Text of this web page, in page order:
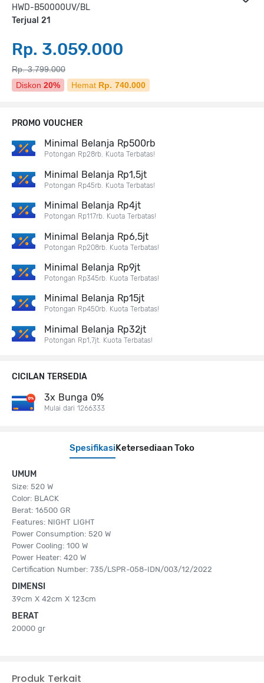
HWD-B50000UV/BL
Terjual 21
Rp. 3.059.000
Rp. 3.799.000
Diskon 20% Hemat Rp. 740.000
SpesifikasiKetersediaan Toko
UMUM
Size: 520 W
Color: BLACK
Berat: 16500 GR
Features: NIGHT LIGHT
Power Consumption: 520 W
Power Cooling: 100 W
Power Heater: 420 W
Certification Number: 735/LSPR-058-IDN/003/12/2022
DIMENSI
39cm X 42cm X 123cm
BERAT
20000 gr
PROMO VOUCHER
Minimal Belanja Rp500rb
Potongan Rp28rb. Kuota Terbatas!
Minimal Belanja Rp1,5jt
Potongan Rp45rb. Kuota Terbatas!
Minimal Belanja Rp4jt
Potongan Rp117rb. Kuota Terbatas!
Minimal Belanja Rp6,5jt
Potongan Rp208rb. Kuota Terbatas!
Minimal Belanja Rp9jt
Potongan Rp345rb. Kuota Terbatas!
Minimal Belanja Rp15jt
Potongan Rp450rb. Kuota Terbatas!
Minimal Belanja Rp32jt
Potongan Rp1,7jt. Kuota Terbatas!
CICILAN TERSEDIA
3x Bunga 0%
Mulai dari 1266333
Produk Terkait